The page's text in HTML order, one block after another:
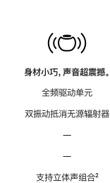
身材小巧，声音超震撼。
全频驱动单元
双振动抵消无源辐射器
—
—
支持立体声组合脚
²